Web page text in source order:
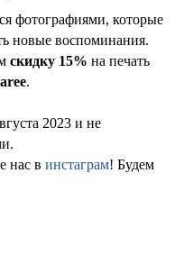
фотографиями, которые
новые воспоминания.
скидку 15% на печать
.
2023 и не
нас в инстаграм! Будем